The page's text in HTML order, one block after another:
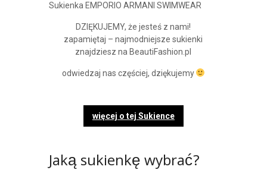
Sukienka EMPORIO ARMANI SWIMWEAR
DZIĘKUJEMY, że jesteś z nami!
zapamiętaj – najmodniejsze sukienki
znajdziesz na BeautiFashion.pl
odwiedzaj nas częściej, dziękujemy
więcej o tej Sukience
Jaką sukienkę wybrać?